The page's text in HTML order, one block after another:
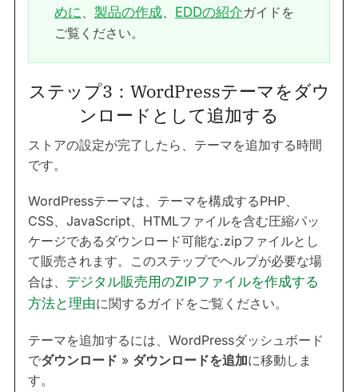
めに、 製品の作成、 EDDの紹介ガイドを
ご覧ください。
ステップ3：WordPressテーマをダウ
ンロードとして追加する
ストアの設定が完了したら、テーマを追加する時間
です。
WordPressテーマは、テーマを構成するPHP、
CSS、JavaScript、HTMLファイルを含む圧縮パッ
ケージであるダウンロード可能な.zipファイルとし
て販売されます。このステップでヘルプが必要な場
合は、 デジタル販売用のZIPファイルを作成する
方法と理由に関するガイドをご覧ください。
テーマを追加するには、WordPressダッシュボード
でダウンロード » ダウンロードを追加に移動しま
す。